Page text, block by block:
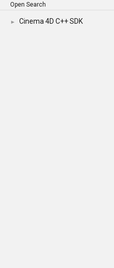
Open Search
► Cinema 4D C++ SDK